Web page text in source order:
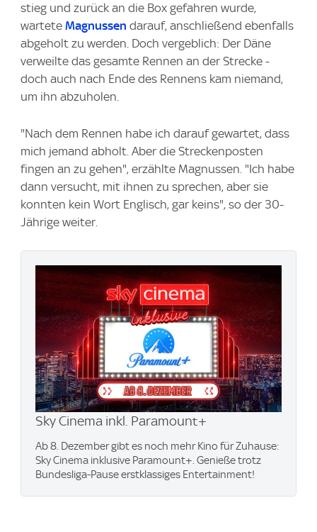
stieg und zurück an die Box gefahren wurde,
wartete Magnussen darauf, anschließend ebenfalls
abgeholt zu werden. Doch vergeblich: Der Däne
verweilte das gesamte Rennen an der Strecke -
doch auch nach Ende des Rennens kam niemand,
um ihn abzuholen.
"Nach dem Rennen habe ich darauf gewartet, dass
mich jemand abholt. Aber die Streckenposten
fingen an zu gehen", erzählte Magnussen. "Ich habe
dann versucht, mit ihnen zu sprechen, aber sie
konnten kein Wort Englisch, gar keins", so der 30-
Jährige weiter.
Sky Cinema inkl. Paramount+
Ab 8. Dezember gibt es noch mehr Kino für Zuhause:
Sky Cinema inklusive Paramount+. Genieße trotz
Bundesliga-Pause erstklassiges Entertainment!